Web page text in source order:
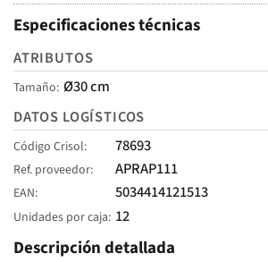
Especificaciones técnicas
ATRIBUTOS
Tamaño Ø30 cm
DATOS LOGÍSTICOS
Código Crisol 78693
Ref. proveedor APRAP111
EAN 5034414121513
Unidades por caja 12
Descripción detallada